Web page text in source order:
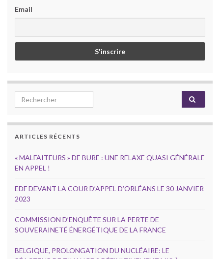
Email
Search for:
ARTICLES RÉCENTS
« MALFAITEURS » DE BURE : UNE RELAXE QUASI GÉNÉRALE
EN APPEL !
EDF DEVANT LA COUR D’APPEL D’ORLÉANS LE 30 JANVIER
2023
COMMISSION D’ENQUÊTE SUR LA PERTE DE
SOUVERAINETÉ ÉNERGÉTIQUE DE LA FRANCE
BELGIQUE, PROLONGATION DU NUCLÉAIRE: LE